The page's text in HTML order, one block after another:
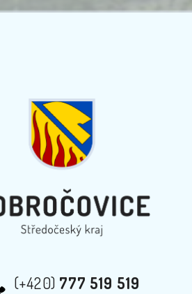
(+420) 777 519 519